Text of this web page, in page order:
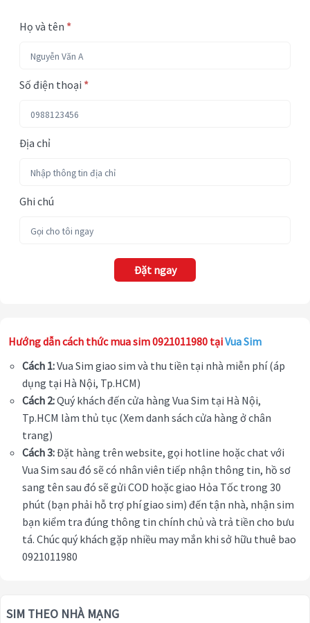
Họ và tên *
Số điện thoại *
Địa chỉ
Ghi chú
Đặt ngay
Hướng dẫn cách thức mua sim 0921011980 tạiVua Sim
Cách 1:Vua Sim giao sim và thu tiền tại nhà miễn phí (áp
dụng tại Hà Nội, Tp.HCM)
Cách 2:Quý khách đến cửa hàng Vua Sim tại Hà Nội,
Tp.HCM làm thủ tục (Xem danh sách cửa hàng ở chân
trang)
Cách 3:Đặt hàng trên website, gọi hotline hoặc chat với
Vua Sim sau đó sẽ có nhân viên tiếp nhận thông tin, hồ sơ
sang tên sau đó sẽ gửi COD hoặc giao Hỏa Tốc trong 30
phút (bạn phải hỗ trợ phí giao sim) đến tận nhà, nhận sim
bạn kiểm tra đúng thông tin chính chủ và trả tiền cho bưu
tá. Chúc quý khách gặp nhiều may mắn khi sở hữu thuê bao
0921011980
SIM THEO NHÀ MẠNG